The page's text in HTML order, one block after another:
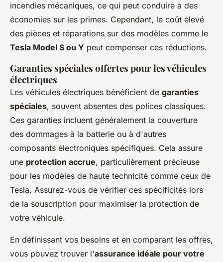
incendies mécaniques, ce qui peut conduire à des
économies sur les primes. Cependant, le coût élevé
des pièces et réparations sur des modèles comme le
Tesla Model S ou Y peut compenser ces réductions.
Garanties spéciales offertes pour les véhicules
électriques
Les véhicules électriques bénéficient de garanties
spéciales, souvent absentes des polices classiques.
Ces garanties incluent généralement la couverture
des dommages à la batterie ou à d'autres
composants électroniques spécifiques. Cela assure
une protection accrue, particulièrement précieuse
pour les modèles de haute technicité comme ceux de
Tesla. Assurez-vous de vérifier ces spécificités lors
de la souscription pour maximiser la protection de
votre véhicule.
En définissant vos besoins et en comparant les offres,
vous pouvez trouver l'assurance idéale pour votre